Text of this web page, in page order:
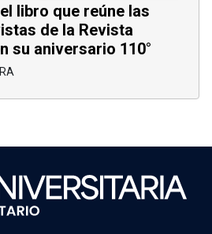
libro que reúne las
de la Revista
su aniversario 110°